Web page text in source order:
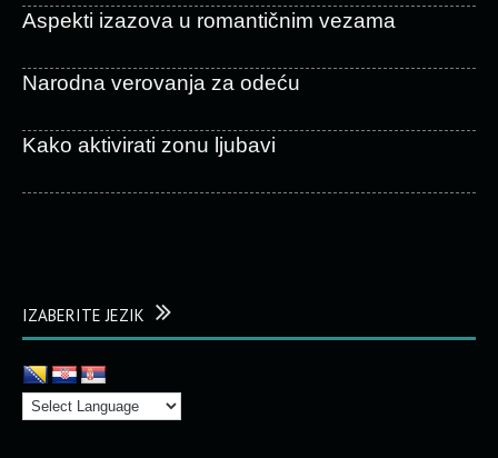
Aspekti izazova u romantičnim vezama
Narodna verovanja za odeću
Kako aktivirati zonu ljubavi
IZABERITE JEZIK